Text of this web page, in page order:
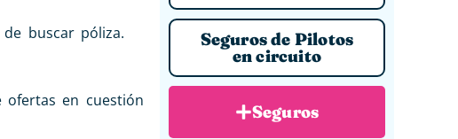
buscar póliza.
ofertas en cuestión
Seguros de Pilotos
en circuito
Seguros